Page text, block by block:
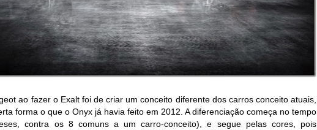
ao fazer o Exalt foi de criar um conceito diferente dos carros conceito atuais,
forma o que o Onyx já havia feito em 2012. A diferenciação começa no tempo
contra os 8 comuns a um carro-conceito), e segue pelas cores, pois